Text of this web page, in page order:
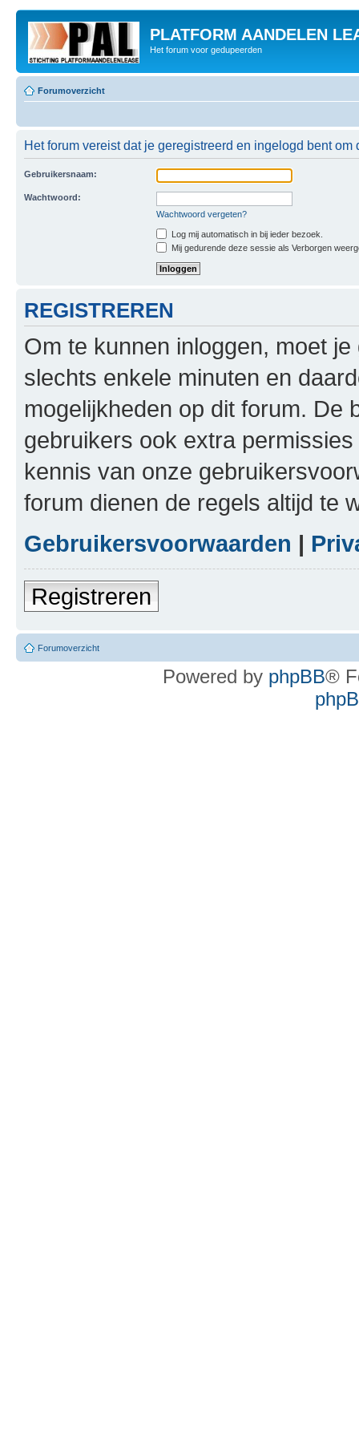
PLATFORM AANDELEN
Het forum voor gedupeerden
Forumoverzicht
Het forum vereist dat je geregistreerd en ingelogd bent
Gebruikersnaam:
Wachtwoord:
Wachtwoord vergeten?
Log mij automatisch in bij ieder bezoek.
Mij gedurende deze sessie als Verborgen
REGISTREREN
Om te kunnen inloggen, moet
slechts enkele minuten en
mogelijkheden op dit forum. De
gebruikers ook extra
kennis van onze
forum dienen de regels altijd te
Gebruikersvoorwaarden |
Registreren
Forumoverzicht
Powered by phpBB®